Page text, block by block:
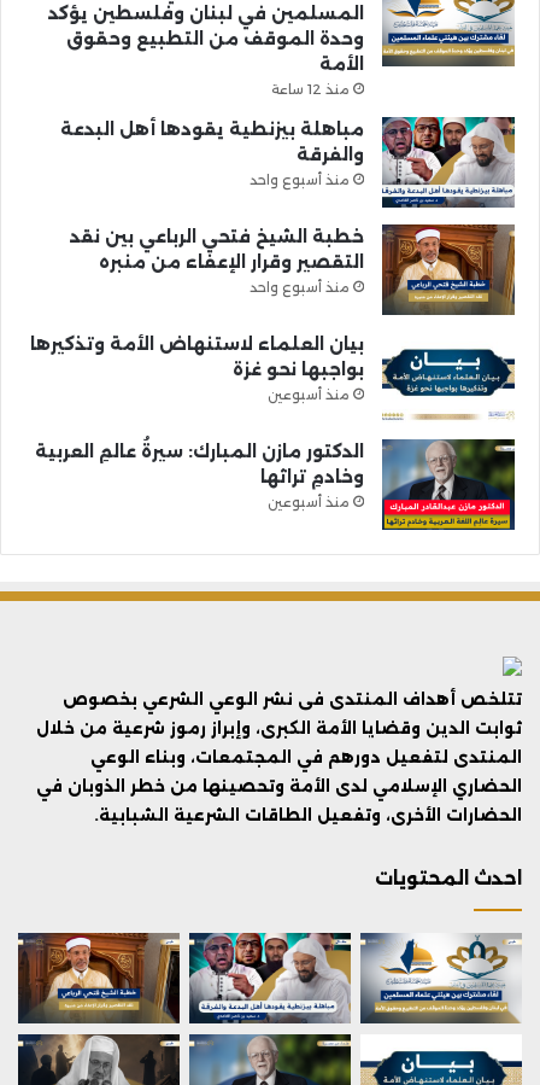
المسلمين في لبنان وفلسطين يؤكد
وحدة الموقف من التطبيع وحقوق
الأمة
منذ 12 ساعة
مباهلة بيزنطية يقودها أهل البدعة
والفرقة
منذ أسبوع واحد
خطبة الشيخ فتحي الرباعي بين نقد
التقصير وقرار الإعفاء من منبره
منذ أسبوع واحد
بيان العلماء لاستنهاض الأمة وتذكيرها
بواجبها نحو غزة
منذ أسبوعين
الدكتور مازن المبارك: سيرةُ عالمِ العربية
وخادمِ تراثها
منذ أسبوعين
تتلخص أهداف المنتدى فى نشر الوعي الشرعي بخصوص
ثوابت الدين وقضايا الأمة الكبرى، وإبراز رموز شرعية من خلال
المنتدى لتفعيل دورهم في المجتمعات، وبناء الوعي
الحضاري الإسلامي لدى الأمة وتحصينها من خطر الذوبان في
الحضارات الأخرى، وتفعيل الطاقات الشرعية الشبابية.
احدث المحتويات